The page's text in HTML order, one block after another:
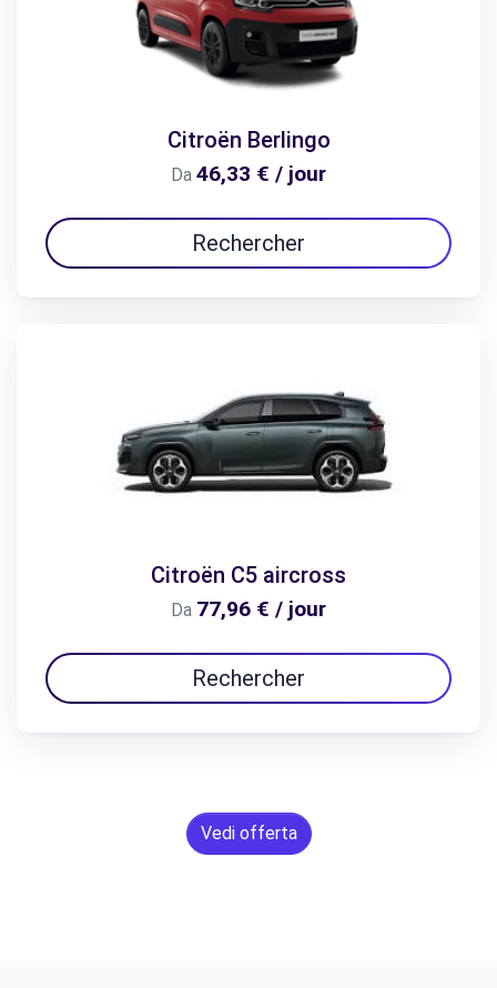
Citroën Berlingo
Da 46,33 € / jour
Rechercher
Citroën C5 aircross
Da 77,96 € / jour
Rechercher
Vedi offerta